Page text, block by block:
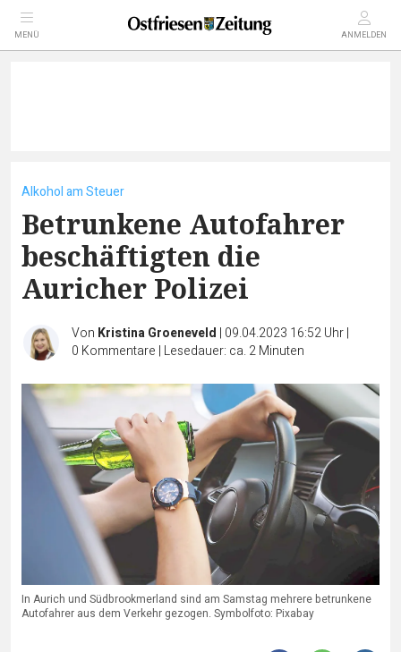
MENÜ ANMELDEN
Alkohol am Steuer
Betrunkene Autofahrer
beschäftigten die
Auricher Polizei
Von Kristina Groeneveld | 09.04.2023 16:52 Uhr|
0 Kommentare | Lesedauer: ca. 2 Minuten
In Aurich und Südbrookmerland sind am Samstag mehrere betrunkene
Autofahrer aus dem Verkehr gezogen. Symbolfoto: Pixabay